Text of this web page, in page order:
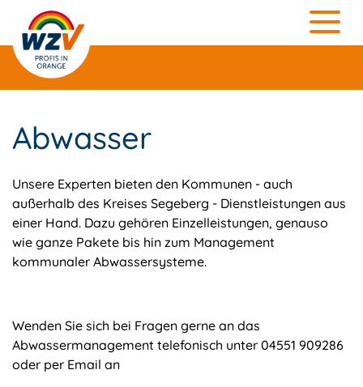
Abwasser
Unsere Experten bieten den Kommunen - auch
außerhalb des Kreises Segeberg - Dienstleistungen aus
einer Hand. Dazu gehören Einzelleistungen, genauso
wie ganze Pakete bis hin zum Management
kommunaler Abwassersysteme.
Wenden Sie sich bei Fragen gerne an das
Abwassermanagement telefonisch unter 04551 909286
oder per Email an